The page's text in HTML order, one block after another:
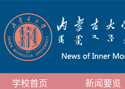
学校首页 新闻要览